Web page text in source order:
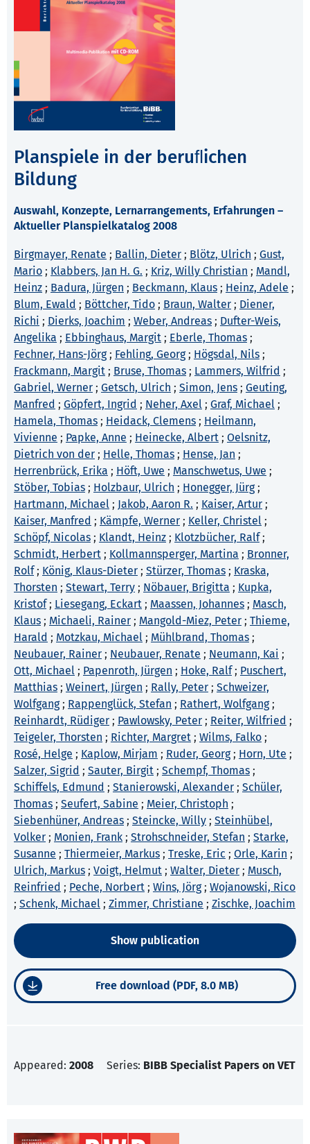
Planspiele in der beruﬂichen
Bildung
Auswahl, Konzepte, Lernarrangements, Erfahrungen –
Aktueller Planspielkatalog 2008
Birgmayer, Renate ; Ballin, Dieter ; Blötz, Ulrich ; Gust,
Mario ; Klabbers, Jan H. G. ; Kriz, Willy Christian ; Mandl,
Heinz ; Badura, Jürgen ; Beckmann, Klaus ; Heinz, Adele ;
Blum, Ewald ; Böttcher, Tido ; Braun, Walter ; Diener,
Richi ; Dierks, Joachim ; Weber, Andreas ; Dufter-Weis,
Angelika ; Ebbinghaus, Margit ; Eberle, Thomas ;
Fechner, Hans-Jörg; Fehling, Georg; Högsdal, Nils ;
Frackmann, Margit ; Bruse, Thomas ; Lammers, Wilfrid ;
Gabriel, Werner ; Getsch, Ulrich ; Simon, Jens ; Geuting,
Manfred ; Göpfert, Ingrid ; Neher, Axel ; Graf, Michael ;
Hamela, Thomas ; Heidack, Clemens ; Heilmann,
Vivienne ; Papke, Anne ; Heinecke, Albert ; Oelsnitz,
Dietrich von der ; Helle, Thomas ; Hense, Jan ;
Herrenbrück, Erika ; Höft, Uwe ; Manschwetus, Uwe ;
Stöber, Tobias ; Holzbaur, Ulrich ; Honegger, Jürg;
Hartmann, Michael ; Jakob, Aaron R. ; Kaiser, Artur ;
Kaiser, Manfred ; Kämpfe, Werner ; Keller, Christel ;
Schöpf, Nicolas ; Klandt, Heinz ; Klotzbücher, Ralf;
Schmidt, Herbert ; Kollmannsperger, Martina ; Bronner,
Rolf; König, Klaus-Dieter ; Stürzer, Thomas ; Kraska,
Thorsten ; Stewart, Terry ; Nöbauer, Brigitta ; Kupka,
Kristof; Liesegang, Eckart ; Maassen, Johannes ; Masch,
Klaus ; Michaeli, Rainer ; Mangold-Miez, Peter ; Thieme,
Harald ; Motzkau, Michael ; Mühlbrand, Thomas ;
Neubauer, Rainer ; Neubauer, Renate ; Neumann, Kai ;
Ott, Michael ; Papenroth, Jürgen ; Hoke, Ralf; Puschert,
Matthias ; Weinert, Jürgen ; Rally, Peter ; Schweizer,
Wolfgang; Rappenglück, Stefan ; Rathert, Wolfgang;
Reinhardt, Rüdiger ; Pawlowsky, Peter ; Reiter, Wilfried ;
Teigeler, Thorsten ; Richter, Margret ; Wilms, Falko ;
Rosé, Helge ; Kaplow, Mirjam ; Ruder, Georg; Horn, Ute ;
Salzer, Sigrid ; Sauter, Birgit ; Schempf, Thomas ;
Schiffels, Edmund ; Stanierowski, Alexander ; Schüler,
Thomas ; Seufert, Sabine ; Meier, Christoph ;
Siebenhüner, Andreas ; Steincke, Willy ; Steinhübel,
Volker ; Monien, Frank ; Strohschneider, Stefan ; Starke,
Susanne ; Thiermeier, Markus ; Treske, Eric ; Orle, Karin ;
Ulrich, Markus ; Voigt, Helmut ; Walter, Dieter ; Musch,
Reinfried ; Peche, Norbert ; Wins, Jörg; Wojanowski, Rico
; Schenk, Michael ; Zimmer, Christiane ; Zischke, Joachim
Show publication
Free download (PDF, 8.0 MB)
Appeared: 2008 Series: BIBB Specialist Papers on VET